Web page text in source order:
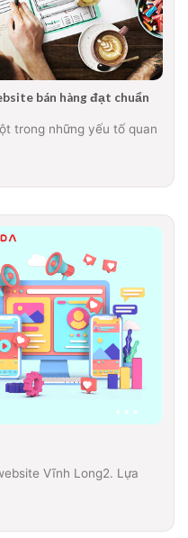
bán hàng đạt chuẩn
trong những yếu tố quan
Vĩnh Long2. Lựa